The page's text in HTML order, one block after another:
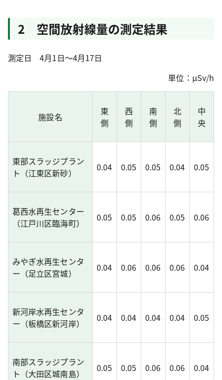
2 空間放射線量の測定結果
測定日 4月1日～4月17日
単位：μSv/h
施設名
東
側
西
側
南
側
北
側
中
央
東部スラッジプラン
ト（江東区新砂）
0.04 0.05 0.05 0.04 0.05
葛西水再生センター
（江戸川区臨海町）
0.05 0.05 0.06 0.05 0.06
みやぎ水再生センタ
ー（足立区宮城）
0.04 0.06 0.06 0.06 0.04
新河岸水再生センタ
ー（板橋区新河岸）
0.04 0.04 0.04 0.04 0.05
南部スラッジプラン
ト（大田区城南島）
0.05 0.05 0.06 0.06 0.04